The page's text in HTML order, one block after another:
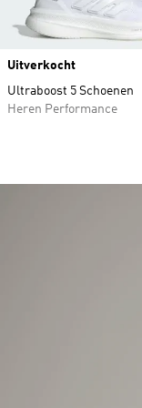
Uitverkocht
Ultraboost 5 Schoenen
Heren Performance